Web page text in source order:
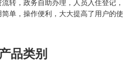
单，操作便利，大大提高了用户的使
产品类别